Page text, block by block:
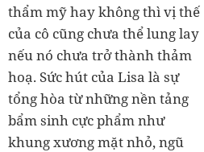
thẩm mỹ hay không thì vị thế
của cô cũng chưa thể lung lay
nếu nó chưa trở thành thảm
hoạ. Sức hút của Lisa là sự
tổng hòa từ những nền tảng
bẩm sinh cực phẩm như
khung xương mặt nhỏ, ngũ